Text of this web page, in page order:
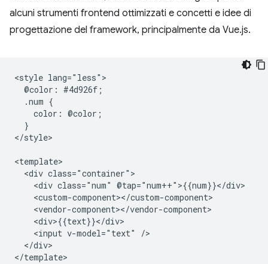
alcuni strumenti frontend ottimizzati e concetti e idee di
progettazione del framework, principalmente da Vue.js.
<style lang="less">
  @color: #4d926f;
  .num {
    color: @color;
  }
</style>
<template>
  <div class="container">
    <div class="num" @tap="num++">{{num}}</div>
    <custom-component></custom-component>
    <vendor-component></vendor-component>
    <div>{{text}}</div>
    <input v-model="text" />
  </div>
</template>